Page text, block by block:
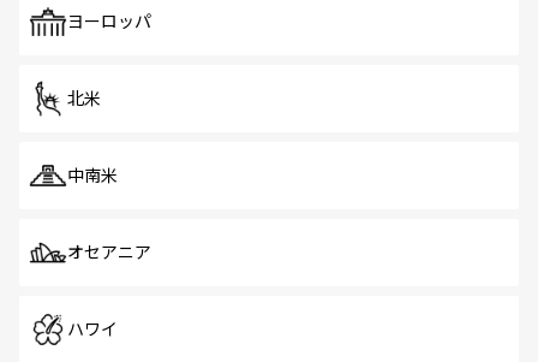
で、ホーカーズは地元の風情を楽しめる外せないスポット
ヨーロッパ
北米
中南米
オセアニア
ハワイ